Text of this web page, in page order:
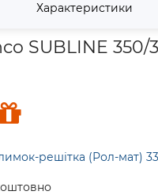
Характеристики
мийки з silgranit та
SUBLINE 350/
решітка (Рол-мат)